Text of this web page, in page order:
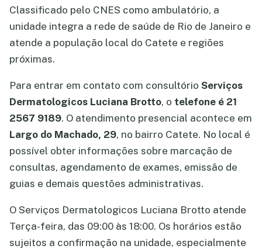
Classificado pelo CNES como ambulatório, a
unidade integra a rede de saúde de Rio de Janeiro e
atende a população local do Catete e regiões
próximas.
Para entrar em contato com consultório Serviços
Dermatologicos Luciana Brotto, o telefone é 21
2567 9189. O atendimento presencial acontece em
Largo do Machado, 29, no bairro Catete. No local é
possível obter informações sobre marcação de
consultas, agendamento de exames, emissão de
guias e demais questões administrativas.
O Serviços Dermatologicos Luciana Brotto atende
Terça-feira, das 09:00 às 18:00. Os horários estão
sujeitos a confirmação na unidade, especialmente